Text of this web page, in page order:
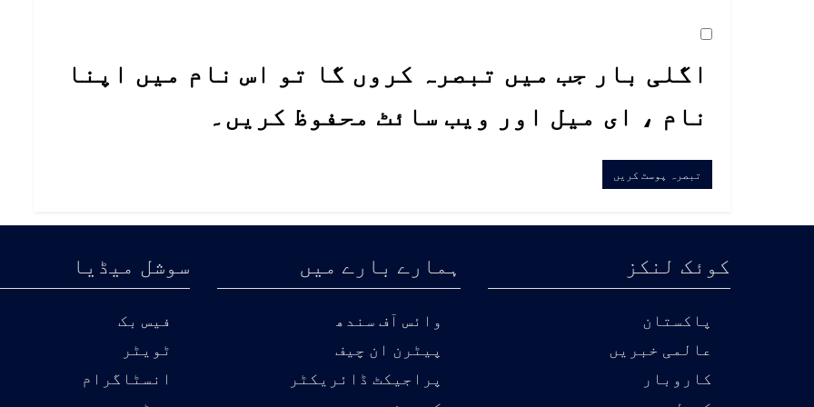
اگلی بار جب میں تبصرہ کروں گا تو اس نام میں اپنا
نام ، ای میل اور ویب سائٹ محفوظ کریں۔
کوئک لنکز
پاکستان
عالمی خبریں
کاروبار
ہمارے بارے میں
وائس آف سندھ
پیٹرن ان چیف
پراجیکٹ ڈائریکٹر
سوشل میڈیا
فیس بک
ٹویٹر
انسٹاگرام